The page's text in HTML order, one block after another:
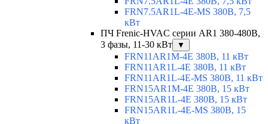
FRN7.5AR1L-4E-MS 380В, 7,5
кВт
ПЧ Frenic-HVAC серии AR1 380-480В,
3 фазы, 11-30 кВт
▼
FRN11AR1M-4E 380В, 11 кВт
FRN11AR1L-4E 380В, 11 кВт
FRN11AR1L-4E-MS 380В, 11 кВт
FRN15AR1M-4E 380В, 15 кВт
FRN15AR1L-4E 380В, 15 кВт
FRN15AR1L-4E-MS 380В, 15
кВт